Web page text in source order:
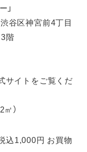
」
谷区神宮前4丁目
階
サイトをご覧くだ
）
込1,000円 お買物